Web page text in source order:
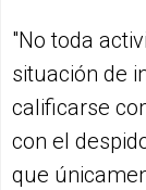
"No toda
situación de
calificarse
con el
que